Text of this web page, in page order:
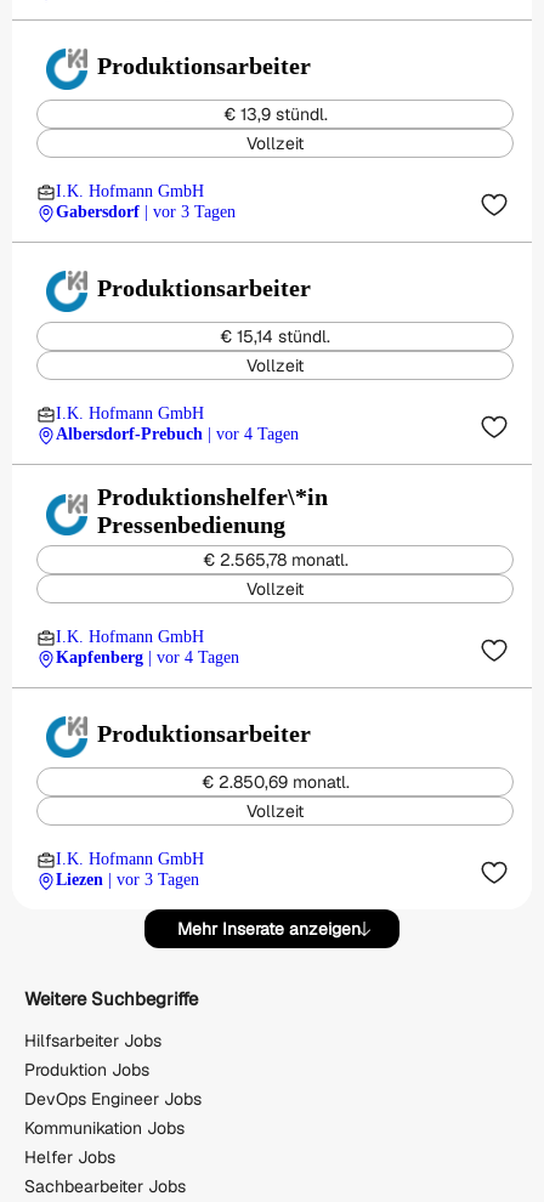
Produktionsarbeiter
€ 13,9 stündl.
Vollzeit
I.K. Hofmann GmbH
Gabersdorf
| vor 3 Tagen
Produktionsarbeiter
€ 15,14 stündl.
Vollzeit
I.K. Hofmann GmbH
Albersdorf-Prebuch
| vor 4 Tagen
Produktionshelfer\*in
Pressenbedienung
€ 2.565,78 monatl.
Vollzeit
I.K. Hofmann GmbH
Kapfenberg
| vor 4 Tagen
Produktionsarbeiter
€ 2.850,69 monatl.
Vollzeit
I.K. Hofmann GmbH
Liezen
| vor 3 Tagen
Mehr Inserate anzeigen
Weitere Suchbegriffe
Hilfsarbeiter Jobs
Produktion Jobs
DevOps Engineer Jobs
Kommunikation Jobs
Helfer Jobs
Sachbearbeiter Jobs